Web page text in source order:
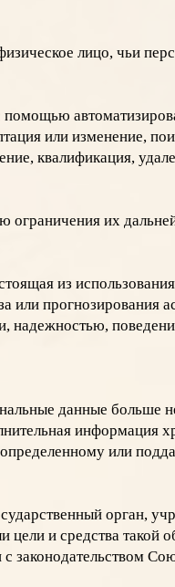
лицо, чьи
или изменение,
квалификация,
ограничения их
из
или прогнозирования
надежностью,
данные больше
информация
или
орган,
и средства такой
законодательством